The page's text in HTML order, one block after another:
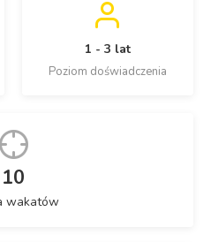
1 - 3 lat
Poziom doświadczenia
10
wakatów